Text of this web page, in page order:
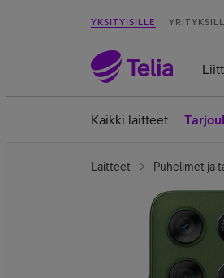
YKSITYISILLE
Kaikki laitteet
Laitteet Puhelimet ja